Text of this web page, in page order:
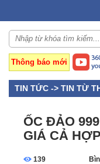
Thông báo mới
TIN TỨC -> TIN TỪ
ỐC ĐẢO
GIÁ CẢ
139